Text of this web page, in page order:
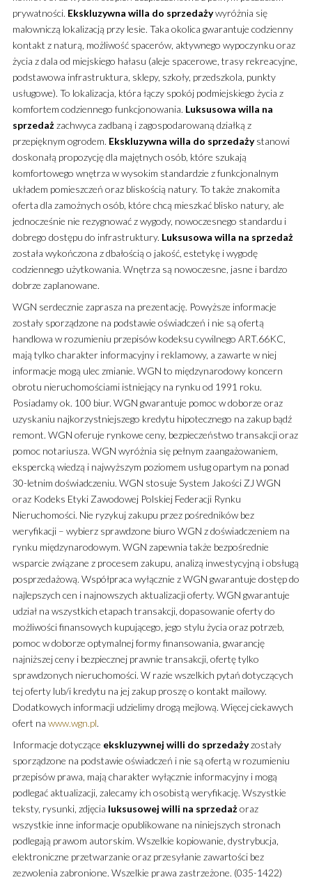
prywatności. Ekskluzywna willa do sprzedażywyróżnia się
malowniczą lokalizacją przy lesie. Taka okolica gwarantuje codzienny
kontakt z naturą, możliwość spacerów, aktywnego wypoczynku oraz
życia z dala od miejskiego hałasu (aleje spacerowe, trasy rekreacyjne,
podstawowa infrastruktura, sklepy, szkoły, przedszkola, punkty
usługowe). To lokalizacja, która łączy spokój podmiejskiego życia z
komfortem codziennego funkcjonowania. Luksusowa willa na
sprzedażzachwyca zadbaną i zagospodarowaną działką z
przepięknym ogrodem. Ekskluzywna willa do sprzedażystanowi
doskonałą propozycję dla majętnych osób, które szukają
komfortowego wnętrza w wysokim standardzie z funkcjonalnym
układem pomieszczeń oraz bliskością natury. To także znakomita
oferta dla zamożnych osób, które chcą mieszkać blisko natury, ale
jednocześnie nie rezygnować z wygody, nowoczesnego standardu i
dobrego dostępu do infrastruktury. Luksusowa willa na sprzedaż
została wykończona z dbałością o jakość, estetykę i wygodę
codziennego użytkowania. Wnętrza są nowoczesne, jasne i bardzo
dobrze zaplanowane.
WGN serdecznie zaprasza na prezentację. Powyższe informacje
zostały sporządzone na podstawie oświadczeń i nie są ofertą
handlowa w rozumieniu przepisów kodeksu cywilnego ART.66KC,
mają tylko charakter informacyjny i reklamowy, a zawarte w niej
informacje mogą ulec zmianie. WGN to międzynarodowy koncern
obrotu nieruchomościami istniejący na rynku od 1991 roku.
Posiadamy ok. 100 biur. WGN gwarantuje pomoc w doborze oraz
uzyskaniu najkorzystniejszego kredytu hipotecznego na zakup bądź
remont. WGN oferuje rynkowe ceny, bezpieczeństwo transakcji oraz
pomoc notariusza. WGN wyróżnia się pełnym zaangażowaniem,
ekspercką wiedzą i najwyższym poziomem usług opartym na ponad
30-letnim doświadczeniu. WGN stosuje System Jakości ZJ WGN
oraz Kodeks Etyki Zawodowej Polskiej Federacji Rynku
Nieruchomości. Nie ryzykuj zakupu przez pośredników bez
weryfikacji – wybierz sprawdzone biuro WGN z doświadczeniem na
rynku międzynarodowym. WGN zapewnia także bezpośrednie
wsparcie związane z procesem zakupu, analizą inwestycyjną i obsługą
posprzedażową. Współpraca wyłącznie z WGN gwarantuje dostęp do
najlepszych cen i najnowszych aktualizacji oferty. WGN gwarantuje
udział na wszystkich etapach transakcji, dopasowanie oferty do
możliwości finansowych kupującego, jego stylu życia oraz potrzeb,
pomoc w doborze optymalnej formy finansowania, gwarancję
najniższej ceny i bezpiecznej prawnie transakcji, ofertę tylko
sprawdzonych nieruchomości. W razie wszelkich pytań dotyczących
tej oferty lub/i kredytu na jej zakup proszę o kontakt mailowy.
Dodatkowych informacji udzielimy drogą mejlową. Więcej ciekawych
ofert na www.wgn.pl.
Informacje dotyczące ekskluzywnej willi do sprzedażyzostały
sporządzone na podstawie oświadczeń i nie są ofertą w rozumieniu
przepisów prawa, mają charakter wyłącznie informacyjny i mogą
podlegać aktualizacji, zalecamy ich osobistą weryfikację. Wszystkie
teksty, rysunki, zdjęcia luksusowej willi na sprzedażoraz
wszystkie inne informacje opublikowane na niniejszych stronach
podlegają prawom autorskim. Wszelkie kopiowanie, dystrybucja,
elektroniczne przetwarzanie oraz przesyłanie zawartości bez
zezwolenia zabronione. Wszelkie prawa zastrzeżone. (035-1422)